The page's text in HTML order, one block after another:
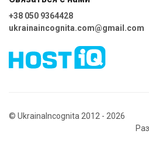
+38 050 9364428
ukrainaincognita.com@gmail.com
© UkrainaIncognita 2012 - 2026